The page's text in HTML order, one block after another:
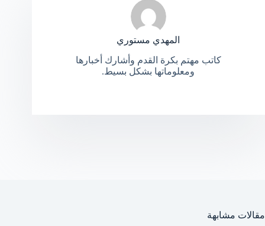
المهدي مستوري
كاتب مهتم بكرة القدم وأشارك أخبارها
ومعلوماتها بشكل بسيط.
مقالات مشابهة